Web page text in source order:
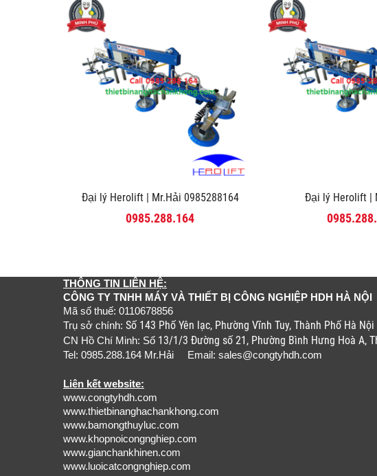
Đại lý Herolift | Mr.Hải 0985288164
0985.288.164
Đại lý Herolift |
THÔNG TIN LIÊN HỆ:
CÔNG TY TNHH MÁY VÀ THIẾT BỊ CÔNG NGHIỆP HDH HÀ NỘI
Mã số thuế: 0110678856
Trụ sở chính: Số 143 Phố Yên lạc, Phường Vĩnh Tuy, Thành Phố Hà Nội
CN Hồ Chí Minh: Số 13/1/3 Đường số 21, Phường Bình Hưng Hoà A,
Tel: 0985.288.164 Mr.Hải Email: sales@congtyhdh.com
Liên kết website:
www.congtyhdh.com
www.thietbinanghachankhong.com
www.bamongthuyluc.com
www.khopnoicongnghiep.com
www.gianchankhinen.com
www.luoicatcongnghiep.com